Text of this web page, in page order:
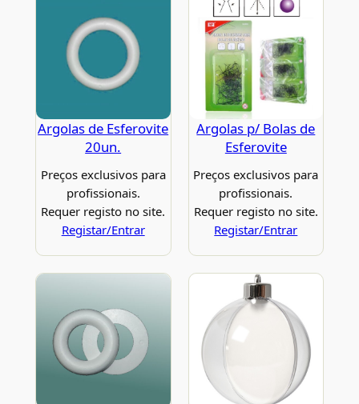
Argolas de Esferovite
20un.
Preços exclusivos para
profissionais.
Requer registo no site.
Registar/Entrar
Argolas p/ Bolas de
Esferovite
Preços exclusivos para
profissionais.
Requer registo no site.
Registar/Entrar